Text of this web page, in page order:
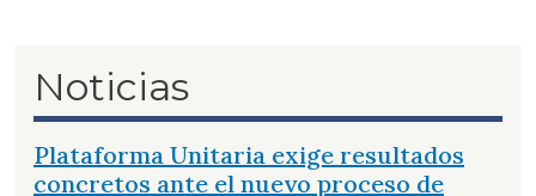
Noticias
Plataforma Unitaria exige resultados
concretos ante el nuevo proceso de